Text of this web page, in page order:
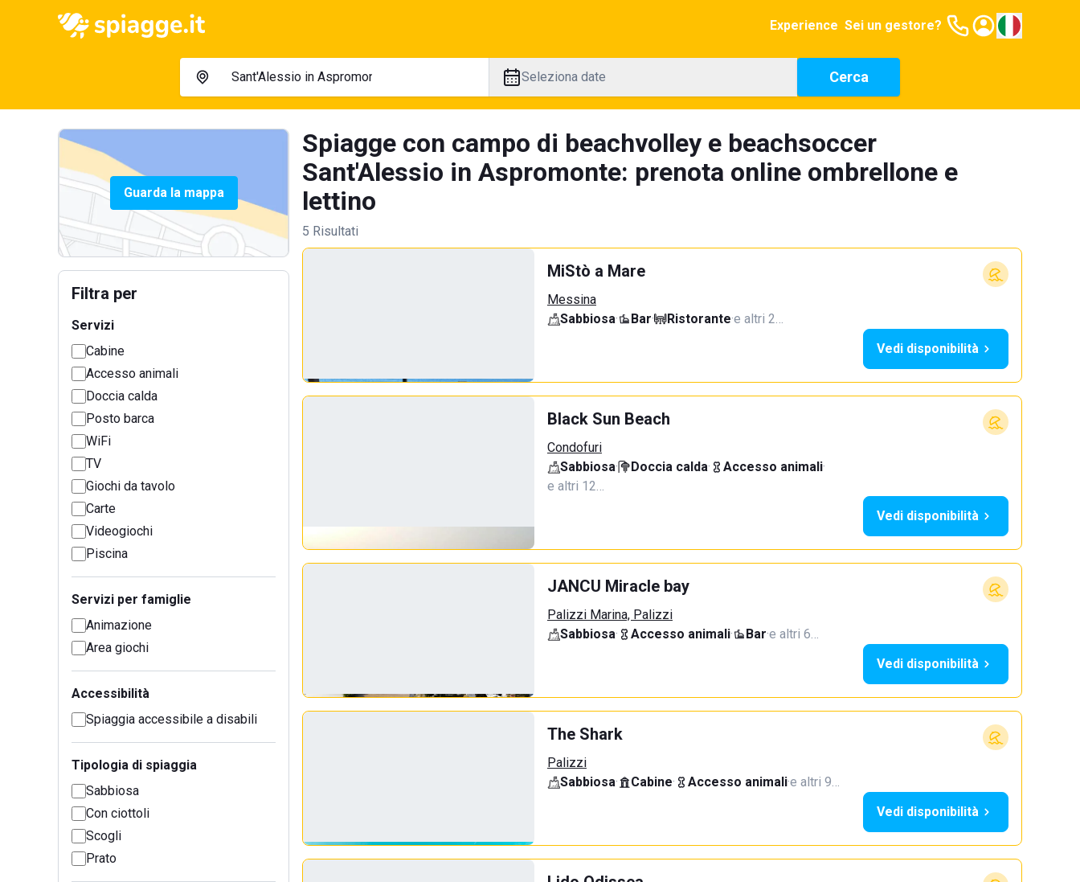
Experience Sei un gestore?
Seleziona date Cerca
Guarda la mappa
Filtra per
Servizi
Cabine
Accesso animali
Doccia calda
Posto barca
WiFi
TV
Giochi da tavolo
Carte
Videogiochi
Piscina
Servizi per famiglie
Animazione
Area giochi
Accessibilità
Spiaggia accessibile a disabili
Tipologia di spiaggia
Sabbiosa
Con ciottoli
Scogli
Prato
Spiagge con campo di beachvolley e beachsoccer
Sant'Alessio in Aspromonte: prenota online ombrellone e
lettino
5 Risultati
MiStò a Mare
Messina
Sabbiosa· Bar· Ristorante·e altri 2…
Vedi disponibilità
Black Sun Beach
Condofuri
Sabbiosa· Doccia calda· Accesso animali·
e altri 12…
Vedi disponibilità
JANCU Miracle bay
Palizzi Marina, Palizzi
Sabbiosa· Accesso animali· Bar·e altri 6…
Vedi disponibilità
The Shark
Palizzi
Sabbiosa· Cabine· Accesso animali·e altri 9…
Vedi disponibilità